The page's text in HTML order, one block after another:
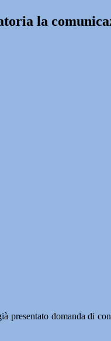
la
presentato domanda di